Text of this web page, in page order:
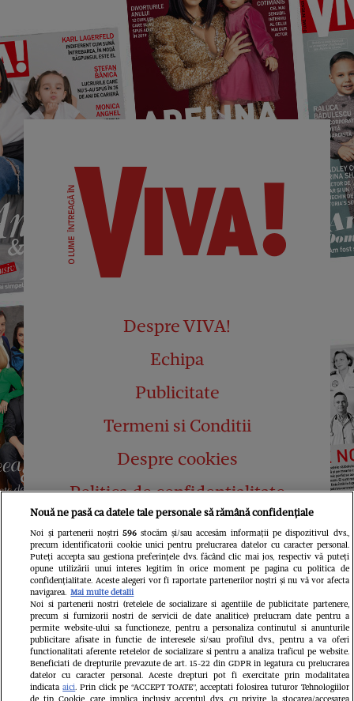
Despre VIVA!
Echipa
Publicitate
Termeni si Conditii
Despre cookies
Politica de confidențialitate
Abonamente
Contact
Pariază responsabil! Decizia ONJN nr.
821/25.09.2025.
Jocurile de noroc sunt interzise minorilor.
Nouă ne pasă ca datele tale personale să rămână confidențiale
Noi și partenerii noștri 596stocăm și/sau accesăm informații pe dispozitivul dvs.,
precum identificatorii cookie unici pentru prelucrarea datelor cu caracter personal.
Puteți accepta sau gestiona preferințele dvs. făcând clic mai jos, respectiv vă puteți
opune utilizării unui interes legitim în orice moment pe pagina cu politica de
confidențialitate. Aceste alegeri vor fi raportate partenerilor noștri și nu vă vor afecta
navigarea. Mai multe detalii
Noi si partenerii nostri (retelele de socializare si agentiile de publicitate partenere,
precum si furnizorii nostri de servicii de date analitice) prelucram date pentru a
permite website-ului sa functioneze, pentru a personaliza continutul si anunturile
publicitare afisate in functie de interesele si/sau profilul dvs., pentru a va oferi
functionalitati aferente retelelor de socializare si pentru a analiza traficul pe website.
Beneficiati de drepturile prevazute de art. 15-22 din GDPR in legatura cu prelucrarea
datelor cu caracter personal. Aceste drepturi pot fi exercitate prin modalitatea
indicataaici. Prin click pe “ACCEPT TOATE”, acceptati folosirea tuturor Tehnologiilor
de tip Cookie, care implica inclusiv acceptul dvs. cu privire la stocarea/accesarea